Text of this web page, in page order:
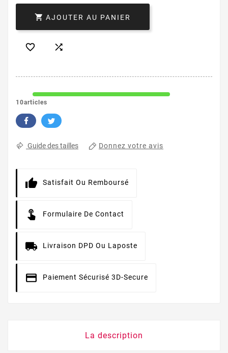
 AJOUTER AU PANIER
 
10articles
Guide des tailles Donnez votre avis
Satisfait Ou Remboursé
Formulaire De Contact
Livraison DPD Ou Laposte
Paiement Sécurisé 3D-Secure
La description